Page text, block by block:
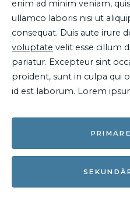
enim ad minim veniam,
ullamco laboris nisi ut
consequat. Duis aute irure
voluptate velit esse cillum
pariatur. Excepteur sint
proident, sunt in culpa qui
id est laborum. Lorem